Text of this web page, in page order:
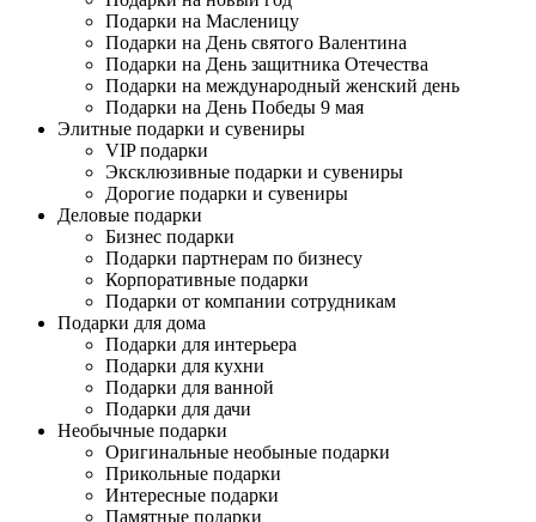
Подарки на Масленицу
Подарки на День святого Валентина
Подарки на День защитника Отечества
Подарки на международный женский день
Подарки на День Победы 9 мая
Элитные подарки и сувениры
VIP подарки
Эксклюзивные подарки и сувениры
Дорогие подарки и сувениры
Деловые подарки
Бизнес подарки
Подарки партнерам по бизнесу
Корпоративные подарки
Подарки от компании сотрудникам
Подарки для дома
Подарки для интерьера
Подарки для кухни
Подарки для ванной
Подарки для дачи
Необычные подарки
Оригинальные необыные подарки
Прикольные подарки
Интересные подарки
Памятные подарки